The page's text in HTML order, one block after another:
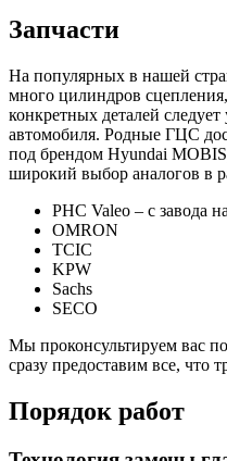
Запчасти
На популярных в нашей
много цилиндров
конкретных деталей
автомобиля. Родные ГЦС
под брендом Hyundai
широкий выбор аналогов в
PHC Valeo – с завода
OMRON
TCIC
KPW
Sachs
SECO
Мы проконсультируем вас
сразу предоставим все, что
Порядок работ